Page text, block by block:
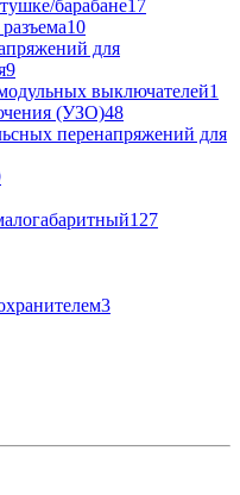
барабане17
10
для
9
выключателей1
(УЗО)48
перенапряжений для
127
3